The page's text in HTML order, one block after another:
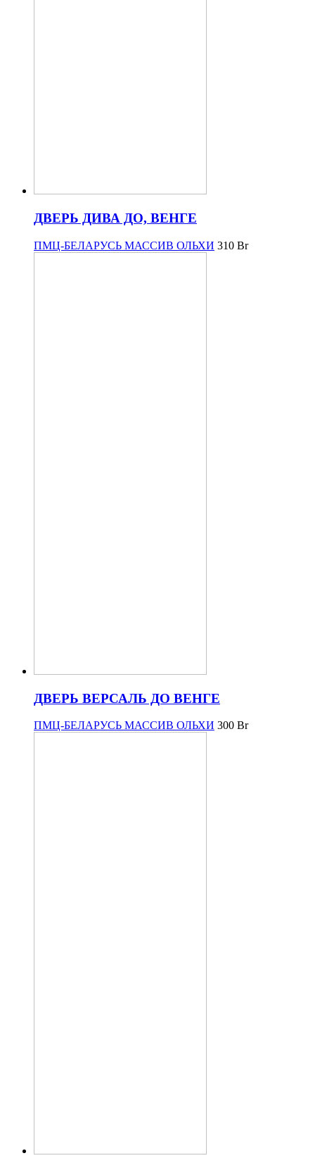
ДВЕРЬ ДИВА ДО, ВЕНГЕ
ПМЦ-БЕЛАРУСЬ МАССИВ ОЛЬХИ 310 Br
ДВЕРЬ ВЕРСАЛЬ ДО ВЕНГЕ
ПМЦ-БЕЛАРУСЬ МАССИВ ОЛЬХИ 300 Br